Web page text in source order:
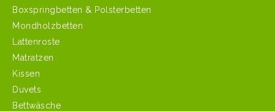
Boxspringbetten & Polsterbetten
Mondholzbetten
Lattenroste
Matratzen
Kissen
Duvets
Bettwäsche